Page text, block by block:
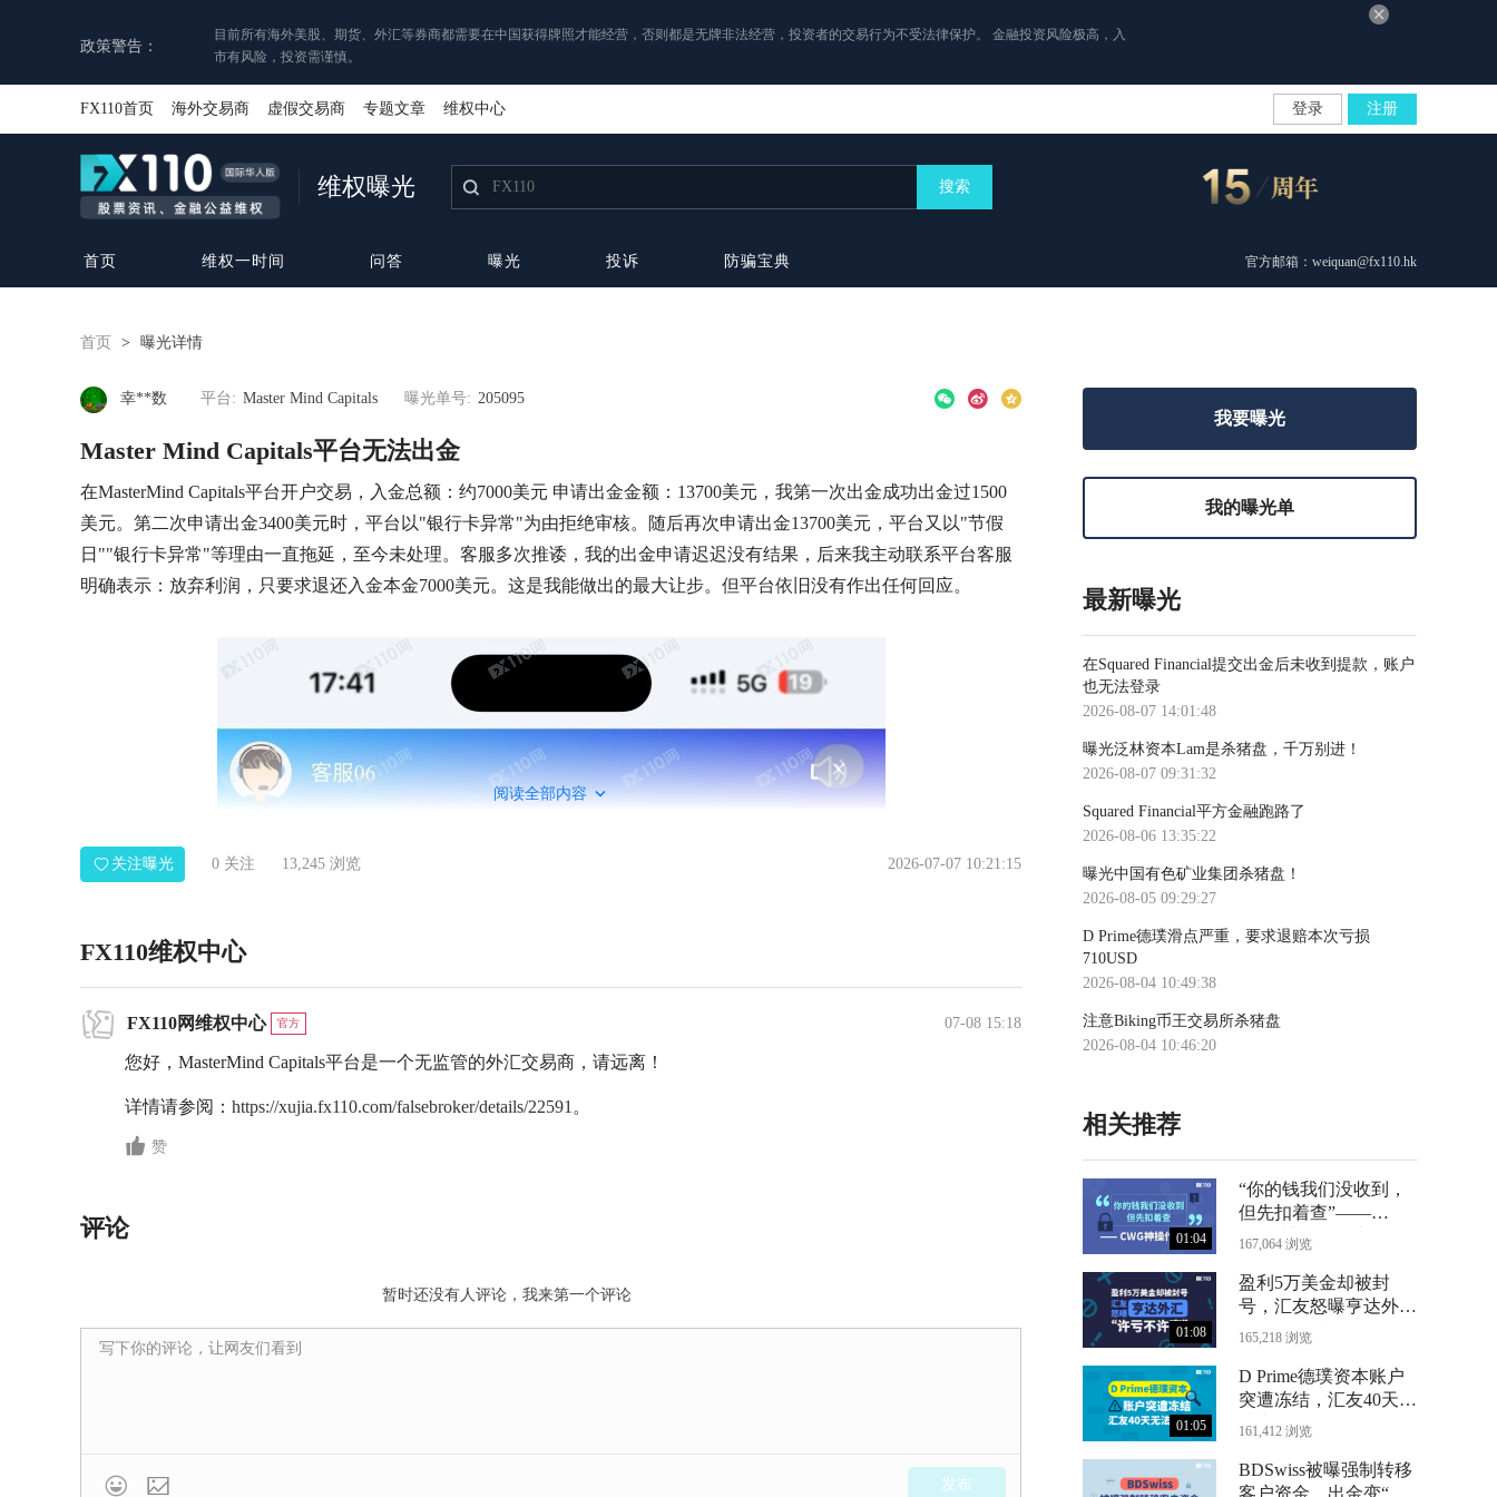
政策警告：
目前所有海外美股、期货、外汇等券商都需要在中国获得牌照才能经营，否则都是无牌非法经营，投资者的交易行为不受法律保护。 金融投资风险极高，入
市有风险，投资需谨慎。
FX110首页 海外交易商 虚假交易商 专题文章 维权中心 登录 注册
维权曝光 搜索
首页 维权一时间 问答 曝光 投诉 防骗宝典 官方邮箱：weiquan@fx110.hk
首页 > 曝光详情
幸**数 平台: Master Mind Capitals 曝光单号: 205095
Master Mind Capitals平台无法出金
在MasterMind Capitals平台开户交易，入金总额：约7000美元 申请出金金额：13700美元，我第一次出金成功出金过1500
美元。第二次申请出金3400美元时，平台以"银行卡异常"为由拒绝审核。随后再次申请出金13700美元，平台又以"节假
日""银行卡异常"等理由一直拖延，至今未处理。客服多次推诿，我的出金申请迟迟没有结果，后来我主动联系平台客服
明确表示：放弃利润，只要求退还入金本金7000美元。这是我能做出的最大让步。但平台依旧没有作出任何回应。
阅读全部内容
关注曝光 0 关注 13,245 浏览 2026-07-07 10:21:15
FX110维权中心
FX110网维权中心 官方 07-08 15:18
您好，MasterMind Capitals平台是一个无监管的外汇交易商，请远离！
详情请参阅： https://xujia.fx110.com/falsebroker/details/22591 。
赞
评论
暂时还没有人评论，我来第一个评论
 发布
我要曝光
我的曝光单
最新曝光
在Squared Financial提交出金后未收到提款，账户
也无法登录
2026-08-07 14:01:48
曝光泛林资本Lam是杀猪盘，千万别进！
2026-08-07 09:31:32
Squared Financial平方金融跑路了
2026-08-06 13:35:22
曝光中国有色矿业集团杀猪盘！
2026-08-05 09:29:27
D Prime德璞滑点严重，要求退赔本次亏损
710USD
2026-08-04 10:49:38
注意Biking币王交易所杀猪盘
2026-08-04 10:46:20
相关推荐
01:04
“你的钱我们没收到，
但先扣着查”——
CWG神操作曝光
167,064 浏览
01:08
盈利5万美金却被封
号，汇友怒曝亨达外汇
“许亏不许赢”
165,218 浏览
01:05
D Prime德璞资本账户
突遭冻结，汇友40天无
法出金
161,412 浏览
BDSwiss被曝强制转移
客户资金，出金变“数